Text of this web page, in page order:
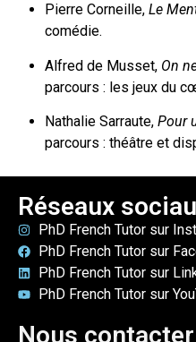
Pierre Corneille, Le
comédie.
Alfred de Musset, On
parcours : les jeux du
Nathalie Sarraute, Pour
parcours : théâtre et
Réseaux
PhD French Tutor sur
PhD French Tutor sur
PhD French Tutor sur
PhD French Tutor sur
Nous contacter